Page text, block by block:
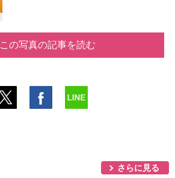
この写真の記事を読む
さらに見る